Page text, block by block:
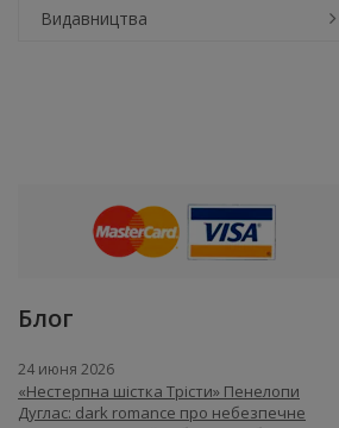
Видавництва
Блог
24 июня 2026
«Нестерпна шістка Трісти» Пенелопи
Дуглас: dark romance про небезпечне